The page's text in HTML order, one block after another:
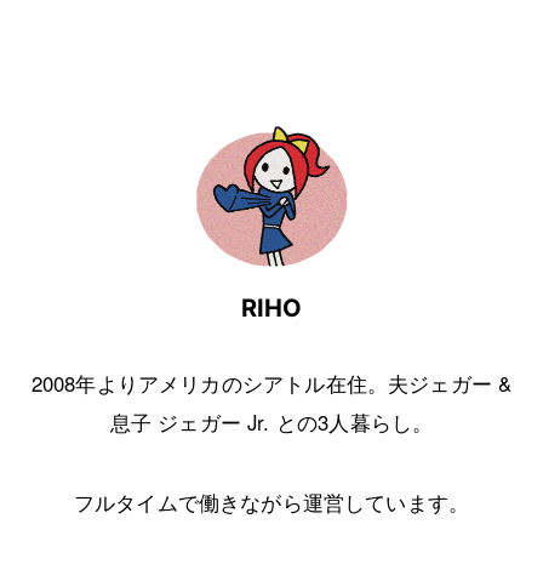
RIHO
2008年よりアメリカのシアトル在住。夫ジェガー &
息子 ジェガー Jr. との3人暮らし。
フルタイムで働きながら運営しています。